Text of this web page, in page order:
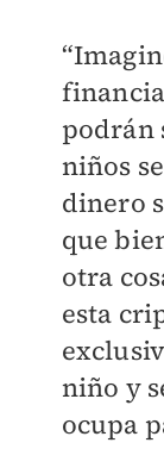
podrán
niños
dinero
que
otra
esta
niño y
ocupa